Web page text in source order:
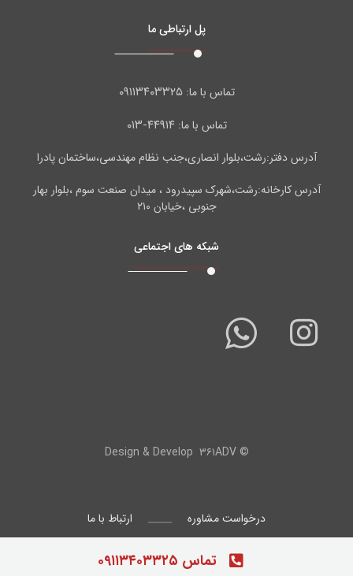
پل ارتباطی ما
تماس با ما:۰۹۱۱۳۴۰۳۳۲۵
تماس با ما: ۴۴۹۱۴-۰۱۳
آدرس دفتر:رشت،بلوار انصاری،جنب نظام مهندسی،ساختمان پادرا
آدرس کارخانه:رشت،شهرک سپیدرود ، میدان صنعت سوم ،بلوار بهار
جنوبی ،خیابان ۲۱۰
شبکه های اجتماعی
© Design & Develop۳۶۱ADV
ارتباط با ما درخواست مشاوره
تماس ۰۹۱۱۳۴۰۳۳۲۵